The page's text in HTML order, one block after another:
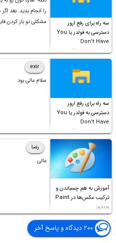
سه راه برای رفع ارور
دسترسی به فولدر یا You
Don’t Have
Permission to
Access this folder
مشکلی تو باز کردن
سه راه برای رفع ارور
دسترسی به فولدر یا You
Don’t Have
Permission to
Access this folder
exir
سلام عالی بود.
آموزش به هم چسباندن و
ترکیب عکس‌ها در Paint
ویندوز
رضا
عالی
۲۰۰ دیدگاه و پاسخ آخر